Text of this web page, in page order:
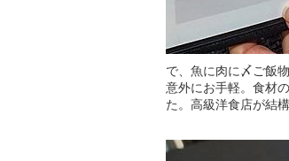
で、魚に肉に〆ご飯
意外にお手軽。食材
た。高級洋食店が結